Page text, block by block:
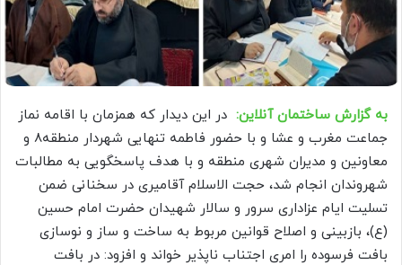
به گزارش ساختمان آنلاین: در این دیدار که همزمان با اقامه نماز
جماعت مغرب و عشا و با حضور فاطمه تنهایی شهردار منطقه۸ و
معاونین و مدیران شهری منطقه و با هدف پاسخگویی به مطالبات
شهروندان انجام شد، حجت الاسلام آقامیری در سخنانی ضمن
تسلیت ایام عزاداری سرور و سالار شهیدان حضرت امام حسین
(ع)، بازبینی و اصلاح قوانین مربوط به ساخت و ساز و نوسازی
بافت فرسوده را امری اجتناب ناپذیر خواند و افزود: در بافت